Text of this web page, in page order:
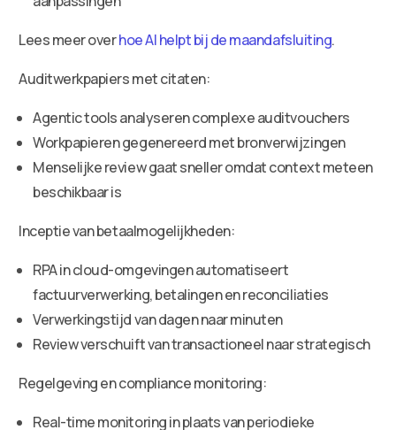
Lees meer overhoe AI helpt bij de maandafsluiting.
Auditwerkpapiers met citaten:
Agentic tools analyseren complexe auditvouchers
Workpapieren gegenereerd met bronverwijzingen
Menselijke review gaat sneller omdat context meteen
beschikbaar is
Inceptie van betaalmogelijkheden:
RPA in cloud-omgevingen automatiseert
factuurverwerking, betalingen en reconciliaties
Verwerkingstijd van dagen naar minuten
Review verschuift van transactioneel naar strategisch
Regelgeving en compliance monitoring:
Real-time monitoring in plaats van periodieke